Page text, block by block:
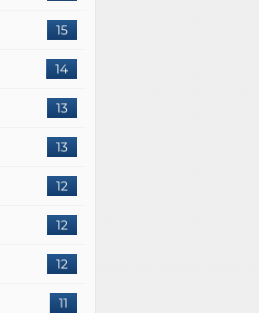
15
14
13
13
12
12
12
11